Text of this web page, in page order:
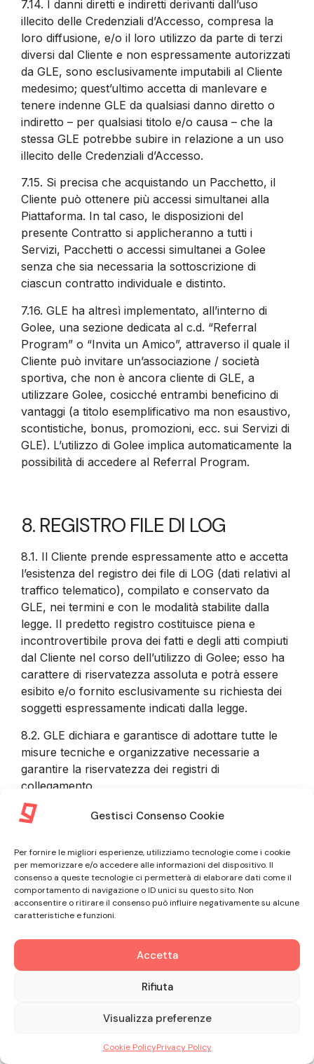
Gestisci Consenso Cookie
Per fornire le migliori esperienze, utilizziamo tecnologie come i cookie
per memorizzare e/o accedere alle informazioni del dispositivo. Il
consenso a queste tecnologie ci permetterà di elaborare dati come il
comportamento di navigazione o ID unici su questo sito. Non
acconsentire o ritirare il consenso può influire negativamente su alcune
caratteristiche e funzioni.
Accetta
Rifiuta
Visualizza preferenze
Cookie PolicyPrivacy Policy
7.14. I danni diretti e indiretti derivanti dall’uso
illecito delle Credenziali d’Accesso, compresa la
loro diffusione, e/o il loro utilizzo da parte di terzi
diversi dal Cliente e non espressamente autorizzati
da GLE, sono esclusivamente imputabili al Cliente
medesimo; quest’ultimo accetta di manlevare e
tenere indenne GLE da qualsiasi danno diretto o
indiretto – per qualsiasi titolo e/o causa – che la
stessa GLE potrebbe subire in relazione a un uso
illecito delle Credenziali d’Accesso.
7.15. Si precisa che acquistando un Pacchetto, il
Cliente può ottenere più accessi simultanei alla
Piattaforma. In tal caso, le disposizioni del
presente Contratto si applicheranno a tutti i
Servizi, Pacchetti o accessi simultanei a Golee
senza che sia necessaria la sottoscrizione di
ciascun contratto individuale e distinto.
7.16. GLE ha altresì implementato, all’interno di
Golee, una sezione dedicata al c.d. “Referral
Program” o “Invita un Amico”, attraverso il quale il
Cliente può invitare un’associazione / società
sportiva, che non è ancora cliente di GLE, a
utilizzare Golee, cosicché entrambi beneficino di
vantaggi (a titolo esemplificativo ma non esaustivo,
scontistiche, bonus, promozioni, ecc. sui Servizi di
GLE). L’utilizzo di Golee implica automaticamente la
possibilità di accedere al Referral Program.
8. REGISTRO FILE DI LOG
8.1. Il Cliente prende espressamente atto e accetta
l’esistenza del registro dei file di LOG (dati relativi al
traffico telematico), compilato e conservato da
GLE, nei termini e con le modalità stabilite dalla
legge. Il predetto registro costituisce piena e
incontrovertibile prova dei fatti e degli atti compiuti
dal Cliente nel corso dell’utilizzo di Golee; esso ha
carattere di riservatezza assoluta e potrà essere
esibito e/o fornito esclusivamente su richiesta dei
soggetti espressamente indicati dalla legge.
8.2. GLE dichiara e garantisce di adottare tutte le
misure tecniche e organizzative necessarie a
garantire la riservatezza dei registri di
collegamento.
9. INFORMAZIONI FORNITE DAL
CLIENTE
9.1. Nel corso della procedura di sottoscrizione del
Contratto e nel corso dell’intero rapporto
commerciale con il Cliente, GLE tratta informazioni
non personali riguardanti il Professionista
associato all’Account Amministratore, oltre a
informazioni personali riguardanti il Professionista
caso il Cliente si impegna a fornire informazioni
rappresentare falsamente il rapporto con qualsiasi